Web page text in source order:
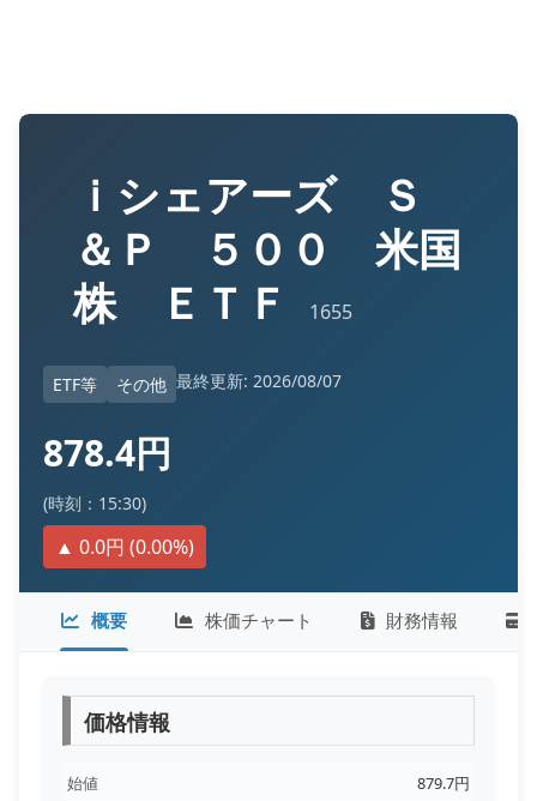
ｉシェアーズ Ｓ
＆Ｐ ５００ 米国
株 ＥＴＦ
1655
ETF等 その他 最終更新: 2026/08/07
878.4円
(時刻：15:30)
▲ 0.0円 (0.00%)
概要 株価チャート 財務情報
価格情報
始値 879.7円